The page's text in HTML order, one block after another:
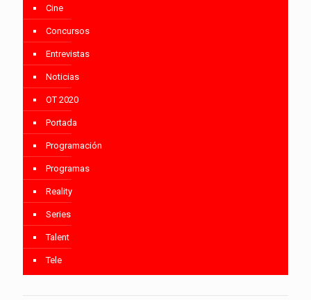
Cine
Concursos
Entrevistas
Noticias
OT 2020
Portada
Programación
Programas
Reality
Series
Talent
Tele